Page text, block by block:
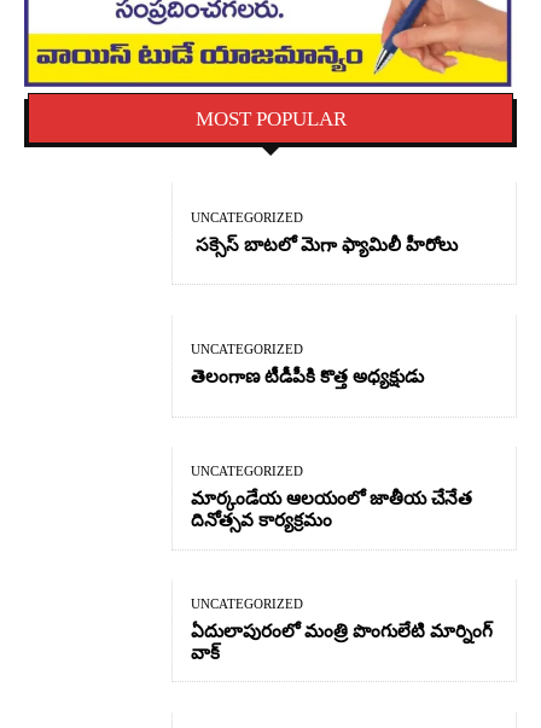
MOST POPULAR
UNCATEGORIZED
సక్సెస్ బాటలో మెగా ఫ్యామిలీ హీరోలు
UNCATEGORIZED
తెలంగాణ టీడీపీకి కొత్త అధ్యక్షుడు
UNCATEGORIZED
మార్కండేయ ఆలయంలో జాతీయ చేనేత
దినోత్సవ కార్యక్రమం
UNCATEGORIZED
ఏదులాపురంలో మంత్రి పొంగులేటి మార్నింగ్
వాక్